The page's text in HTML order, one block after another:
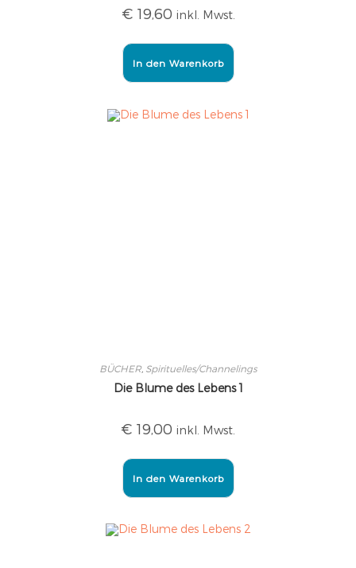
€ 19,60 inkl. Mwst.
In den Warenkorb
BÜCHER, Spirituelles/Channelings
Die Blume des Lebens 1
€ 19,00 inkl. Mwst.
In den Warenkorb